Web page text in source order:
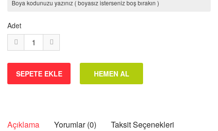
Adet
Açıklama Yorumlar (0) Taksit Seçenekleri